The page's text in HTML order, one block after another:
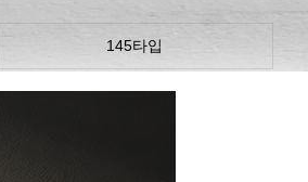
145타입